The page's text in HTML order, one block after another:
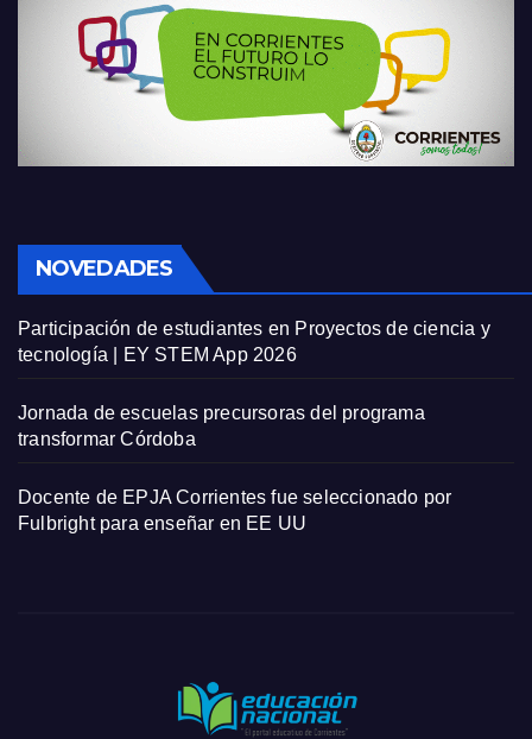
NOVEDADES
Participación de estudiantes en Proyectos de ciencia y
tecnología | EY STEM App 2026
Jornada de escuelas precursoras del programa
transformar Córdoba
Docente de EPJA Corrientes fue seleccionado por
Fulbright para enseñar en EE UU